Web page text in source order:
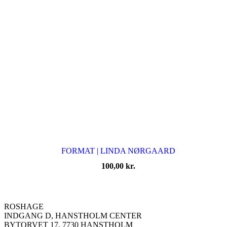
FORMAT | LINDA NØRGAARD
100,00 kr.
ROSHAGE
INDGANG D, HANSTHOLM CENTER
BYTORVET 17, 7730 HANSTHOLM